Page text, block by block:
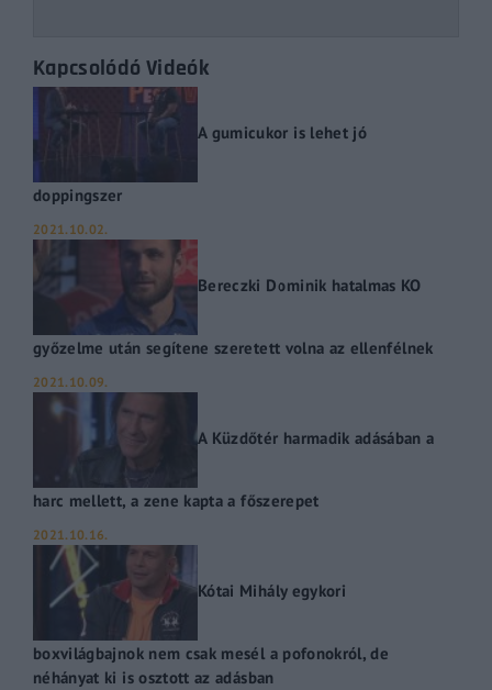
Kapcsolódó Videók
A gumicukor is lehet jó
doppingszer
2021.10.02.
Bereczki Dominik hatalmas KO
győzelme után segítene szeretett volna az ellenfélnek
2021.10.09.
A Küzdőtér harmadik adásában a
harc mellett, a zene kapta a főszerepet
2021.10.16.
Kótai Mihály egykori
boxvilágbajnok nem csak mesél a pofonokról, de
néhányat ki is osztott az adásban